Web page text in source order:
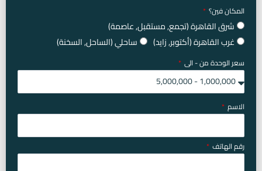
المكان فين؟
شرق القاهرة (تجمع, مستقبل, عاصمة)
غرب القاهرة (أكتوبر, زايد)
ساحلي (الساحل, السخنة)
سعر الوحدة من - الى
الاسم
رقم الهاتف